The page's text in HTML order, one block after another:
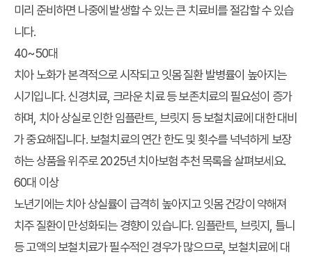
미리 준비하면 나중에 발생할 수 있는 큰 치료비를 절감할 수 있습
니다.
40~50대
치아 노화가 본격적으로 시작되고 잇몸 질환 발병률이 높아지는
시기입니다. 신경치료, 크라운 치료 등 보존치료의 필요성이 증가
하며, 치아 상실로 인한 임플란트, 브릿지 등 보철치료에 대한 대비
가 중요해집니다. 보철치료의 연간 한도 및 횟수를 넉넉하게 보장
하는 상품을 위주로 2025년 치아보험 추천 목록을 살펴보세요.
60대 이상
노년기에는 치아 상실률이 급격히 높아지고 잇몸 건강이 약해져
치주 질환이 만성화되는 경향이 있습니다. 임플란트, 브릿지, 틀니
등 고액의 보철치료가 필수적인 경우가 많으므로, 보철치료에 대